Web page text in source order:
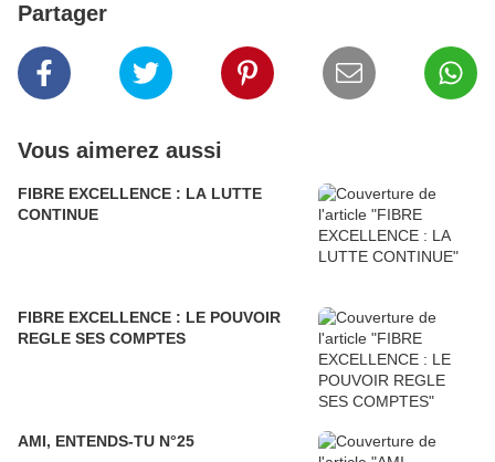
Partager
Vous aimerez aussi
FIBRE EXCELLENCE : LA LUTTE
CONTINUE
FIBRE EXCELLENCE : LE POUVOIR
REGLE SES COMPTES
AMI, ENTENDS-TU N°25